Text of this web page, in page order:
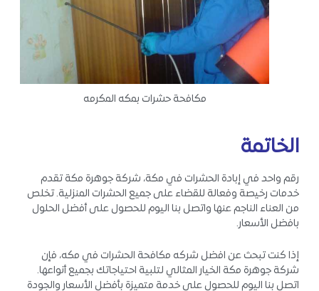
مكافحة حشرات بمكه المكرمه
الخاتمة
رقم واحد في إبادة الحشرات في مكة، شركة جوهرة مكة تقدم
خدمات رخيصة وفعالة للقضاء على جميع الحشرات المنزلية. تخلص
من العناء الناجم عنها واتصل بنا اليوم للحصول على أفضل الحلول
بافضل الأسعار.
إذا كنت تبحث عن افضل شركه مكافحة الحشرات في مكه، فإن
شركة جوهرة مكة الخيار المثالي لتلبية احتياجاتك بجميع أنواعها.
اتصل بنا اليوم للحصول على خدمة متميزة بأفضل الأسعار والجودة